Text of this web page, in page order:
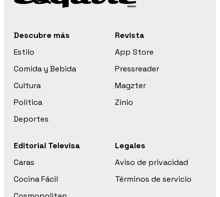
Descubre más
Estilo
Comida y Bebida
Cultura
Política
Deportes
Revista
App Store
Pressreader
Magzter
Zinio
Editorial Televisa
Caras
Cocina Fácil
Legales
Aviso de privacidad
Términos de servicio